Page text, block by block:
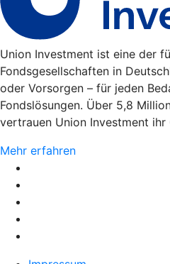
Union Investment ist eine der
Fondsgesellschaften in
oder Vorsorgen – für jeden
Fondslösungen. Über 5,8
vertrauen Union Investment ihr
Mehr erfahren